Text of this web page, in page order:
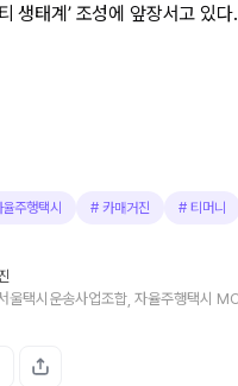
생태계’ 조성에 앞장서고 있다.
율주행택시 # 카매거진 # 티머니